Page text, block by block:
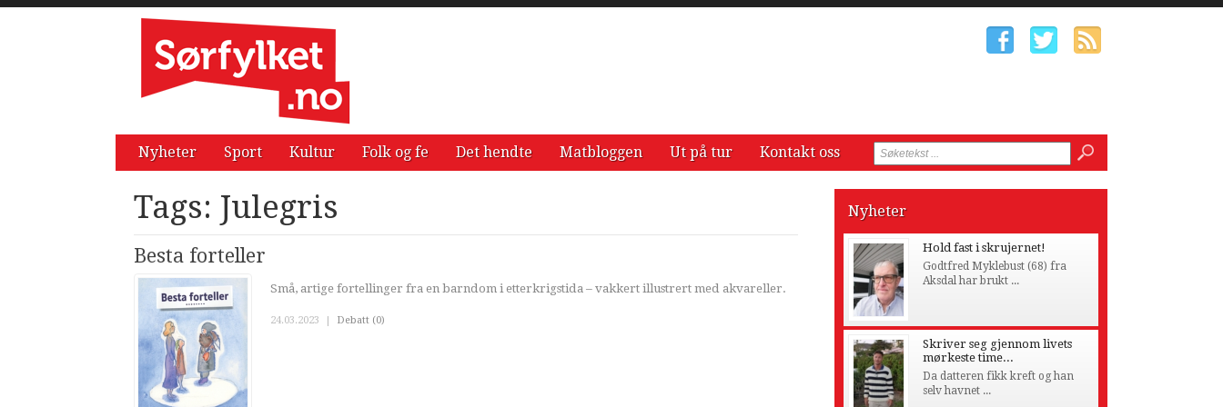
Nyheter Sport Kultur Folk og fe Det hendte Matbloggen Ut på tur Kontakt oss
Tags: Julegris
Besta forteller
Små, artige fortellinger fra en barndom i etterkrigstida – vakkert illustrert med akvareller.
24.03.2023 | Debatt (0)
Nyheter
Hold fast i skrujernet!
Godtfred Myklebust (68) fra
Aksdal har brukt ...
Skriver seg gjennom livets
mørkeste time...
Da datteren fikk kreft og han
selv havnet ...